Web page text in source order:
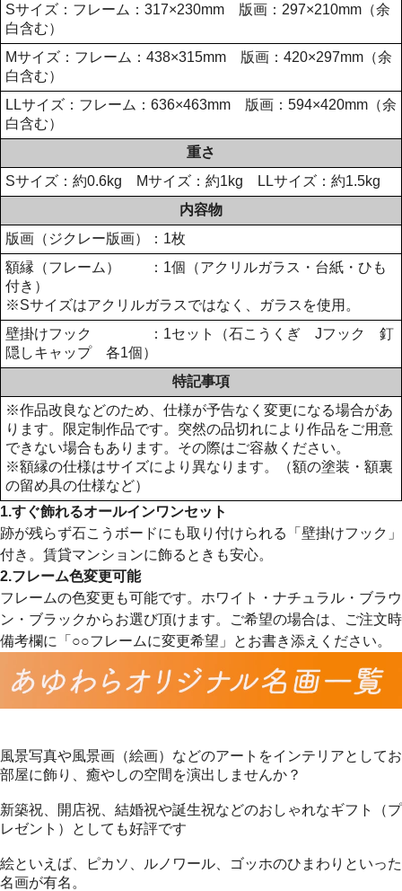
Sサイズ：フレーム：317×230mm 版画：297×210mm（余
白含む）
Mサイズ：フレーム：438×315mm 版画：420×297mm（余
白含む）
LLサイズ：フレーム：636×463mm 版画：594×420mm（余
白含む）
重さ
Sサイズ：約0.6kg Mサイズ：約1kg LLサイズ：約1.5kg
内容物
版画（ジクレー版画）：1枚
額縁（フレーム） ：1個（アクリルガラス・台紙・ひも
付き）
※Sサイズはアクリルガラスではなく、ガラスを使用。
壁掛けフック ：1セット（石こうくぎ Jフック 釘
隠しキャップ 各1個）
特記事項
※作品改良などのため、仕様が予告なく変更になる場合があ
ります。限定制作品です。突然の品切れにより作品をご用意
できない場合もあります。その際はご容赦ください。
※額縁の仕様はサイズにより異なります。（額の塗装・額裏
の留め具の仕様など）
1.すぐ飾れるオールインワンセット
跡が残らず石こうボードにも取り付けられる「壁掛けフック」
付き。賃貸マンションに飾るときも安心。
2.フレーム色変更可能
フレームの色変更も可能です。ホワイト・ナチュラル・ブラウ
ン・ブラックからお選び頂けます。ご希望の場合は、ご注文時
備考欄に「○○フレームに変更希望」とお書き添えください。
風景写真や風景画（絵画）などのアートをインテリアとしてお
部屋に飾り、癒やしの空間を演出しませんか？
新築祝、開店祝、結婚祝や誕生祝などのおしゃれなギフト（プ
レゼント）としても好評です
絵といえば、ピカソ、ルノワール、ゴッホのひまわりといった
名画が有名。